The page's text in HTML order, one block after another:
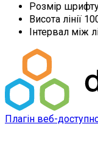
Розмір
Висота лінії
Інтервал між
Плагін веб-